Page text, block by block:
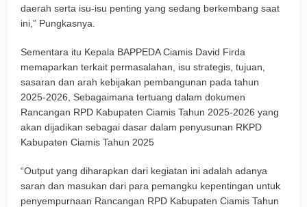
daerah serta isu-isu penting yang sedang berkembang saat
ini,” Pungkasnya.
Sementara itu Kepala BAPPEDA Ciamis David Firda
memaparkan terkait permasalahan, isu strategis, tujuan,
sasaran dan arah kebijakan pembangunan pada tahun
2025-2026, Sebagaimana tertuang dalam dokumen
Rancangan RPD Kabupaten Ciamis Tahun 2025-2026 yang
akan dijadikan sebagai dasar dalam penyusunan RKPD
Kabupaten Ciamis Tahun 2025
“Output yang diharapkan dari kegiatan ini adalah adanya
saran dan masukan dari para pemangku kepentingan untuk
penyempurnaan Rancangan RPD Kabupaten Ciamis Tahun